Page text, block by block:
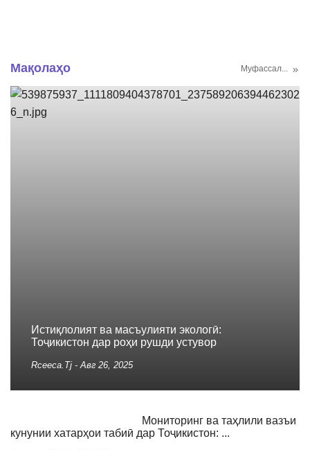
Мақолаҳо Муфассал...
Истиқлолият ва масъулияти экологӣ:
Тоҷикистон дар роҳи рушди устувор
Rceeca.tj -Авг 26, 2025
Мониторинг ва таҳлили вазъи
кунунии хатарҳои табиӣ дар Тоҷикистон: ...